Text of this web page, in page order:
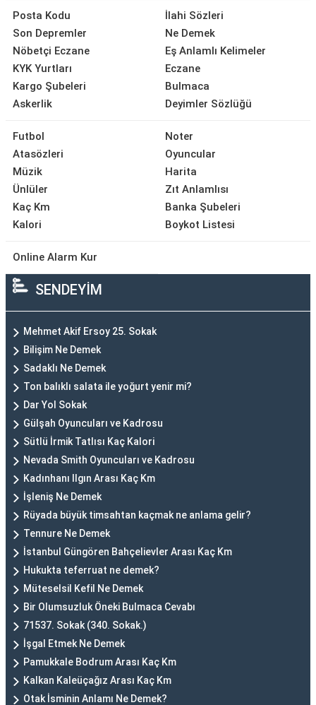
Posta Kodu
Son Depremler
Nöbetçi Eczane
KYK Yurtları
Kargo Şubeleri
Askerlik
İlahi Sözleri
Ne Demek
Eş Anlamlı Kelimeler
Eczane
Bulmaca
Deyimler Sözlüğü
Futbol
Atasözleri
Müzik
Ünlüler
Kaç Km
Kalori
Noter
Oyuncular
Harita
Zıt Anlamlısı
Banka Şubeleri
Boykot Listesi
Online Alarm Kur
SENDEYİM
Mehmet Akif Ersoy 25. Sokak
Bilişim Ne Demek
Sadaklı Ne Demek
Ton balıklı salata ile yoğurt yenir mi?
Dar Yol Sokak
Gülşah Oyuncuları ve Kadrosu
Sütlü İrmik Tatlısı Kaç Kalori
Nevada Smith Oyuncuları ve Kadrosu
Kadınhanı Ilgın Arası Kaç Km
İşleniş Ne Demek
Rüyada büyük timsahtan kaçmak ne anlama gelir?
Tennure Ne Demek
İstanbul Güngören Bahçelievler Arası Kaç Km
Hukukta teferruat ne demek?
Müteselsil Kefil Ne Demek
Bir Olumsuzluk Öneki Bulmaca Cevabı
71537. Sokak (340. Sokak.)
İşgal Etmek Ne Demek
Pamukkale Bodrum Arası Kaç Km
Kalkan Kaleüçağız Arası Kaç Km
Otak İsminin Anlamı Ne Demek?